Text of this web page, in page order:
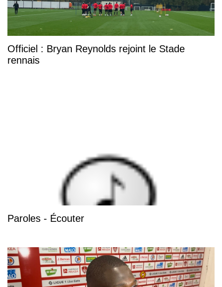
Officiel : Bryan Reynolds rejoint le Stade
rennais
Paroles - Écouter